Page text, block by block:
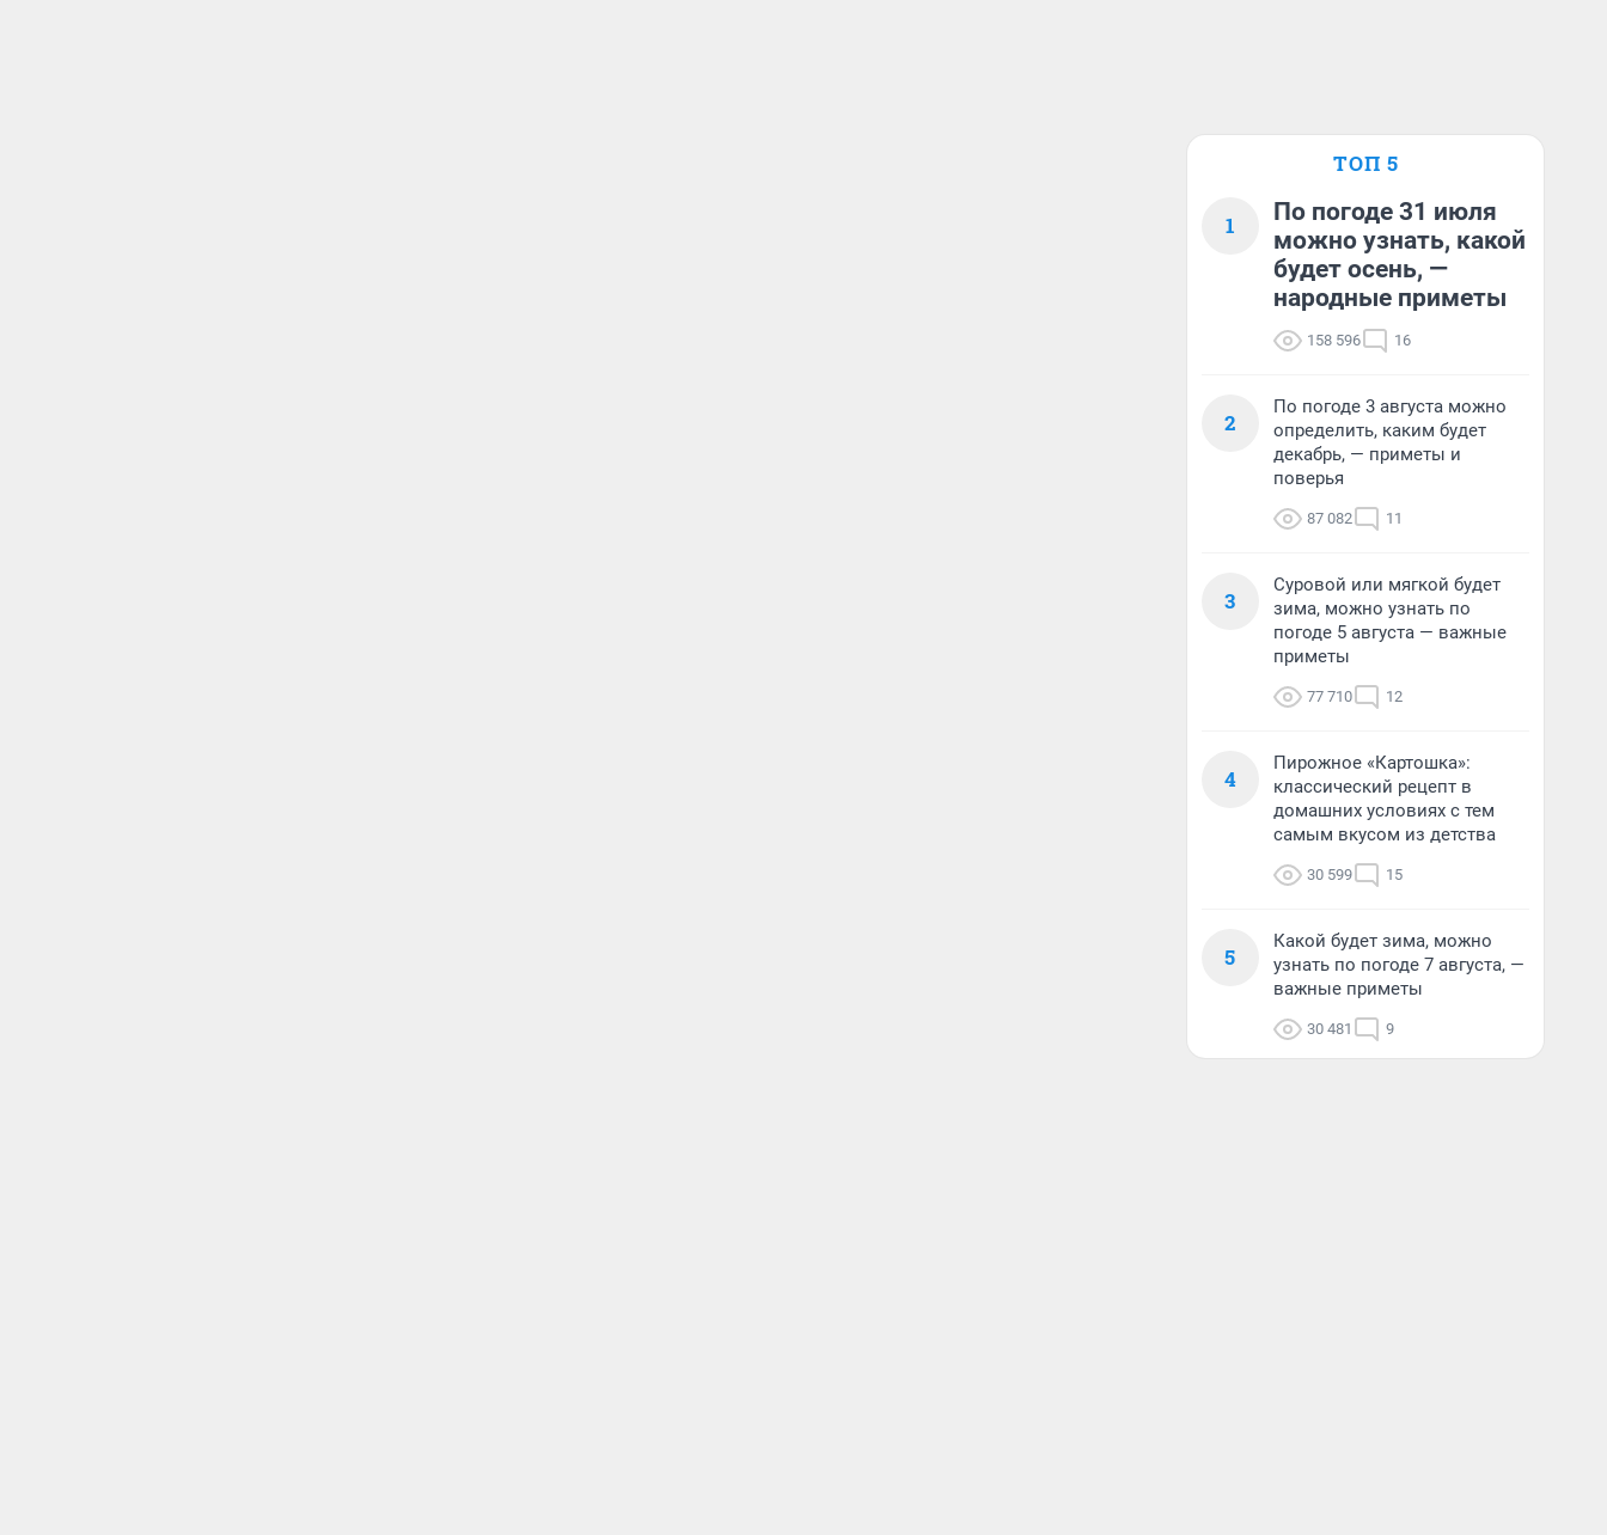
ТОП 5
1
По погоде 31 июля
можно узнать, какой
будет осень, —
народные приметы
158 596 16
2
По погоде 3 августа можно
определить, каким будет
декабрь, — приметы и
поверья
87 082 11
3
Суровой или мягкой будет
зима, можно узнать по
погоде 5 августа — важные
приметы
77 710 12
4
Пирожное «Картошка»:
классический рецепт в
домашних условиях с тем
самым вкусом из детства
30 599 15
5
Какой будет зима, можно
узнать по погоде 7 августа, —
важные приметы
30 481 9